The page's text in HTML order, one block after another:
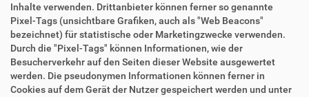
Inhalte verwenden. Drittanbieter können ferner so genannte
Pixel-Tags (unsichtbare Grafiken, auch als "Web Beacons"
bezeichnet) für statistische oder Marketingzwecke verwenden.
Durch die "Pixel-Tags" können Informationen, wie der
Besucherverkehr auf den Seiten dieser Website ausgewertet
werden. Die pseudonymen Informationen können ferner in
Cookies auf dem Gerät der Nutzer gespeichert werden und unter